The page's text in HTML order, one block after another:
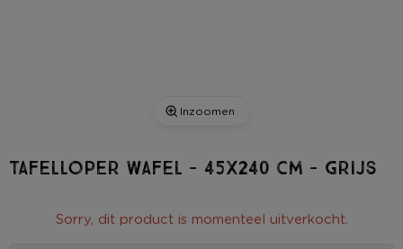
Inzoomen
Tafelloper wafel - 45x240 cm - grijs
Sorry, dit product is momenteel uitverkocht.